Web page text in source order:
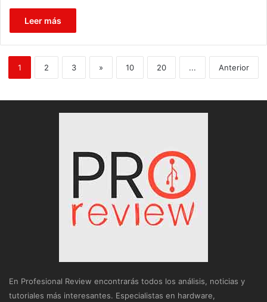
Leer más
1 2 3 » 10 20 ... Anterior
En Profesional Review encontrarás todos los análisis, noticias y
tutoriales más interesantes. Especialistas en hardware,